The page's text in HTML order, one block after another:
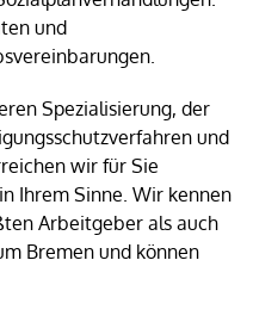
und
Spezialisierung, der
und
wir für Sie
Ihrem Sinne. Wir kennen
Arbeitgeber als auch
Bremen und können